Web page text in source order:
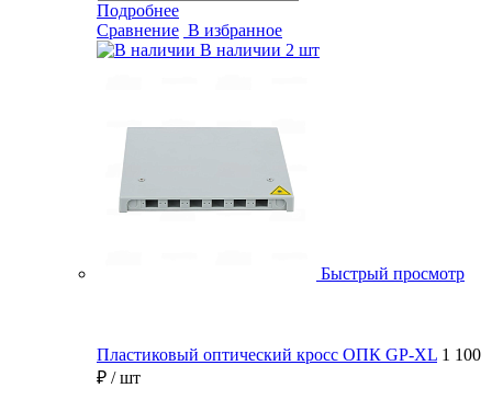
Подробнее
Сравнение В избранное
В наличии 2 шт
Быстрый просмотр
Пластиковый оптический кросс ОПК GP-XL 1 100
₽ / шт